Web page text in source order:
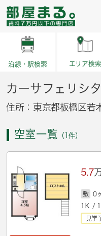
沿線・駅検索 エリア検索
カーサフェリシタ
住所：東京都板橋区若
空室一覧 （1件）
5.7
敷 0
1Ｋ /
見学